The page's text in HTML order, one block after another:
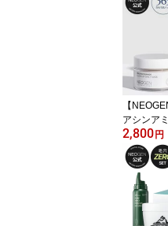
プル クリ
顔 泡 保
肌荒れ 乾
顔 フェイ
敏感肌 ス
ト グアイ
【
アシンア
プデイリ
40枚」ス
ド マスク
き取りパ
おうち美
パッドマ
アミド ト
2,800円